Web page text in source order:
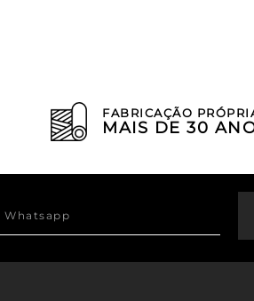
FABRICAÇÃO
MAIS DE 30